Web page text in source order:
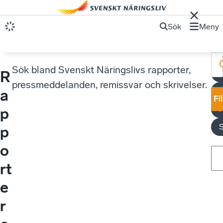
Sök Meny
R
a
p
p
o
rt
e
r
Sök bland Svenskt Näringslivs rapporter,
pressmeddelanden, remissvar och skrivelser.